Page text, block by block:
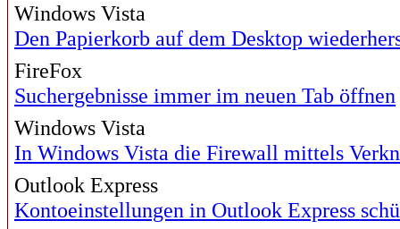
Windows Vista
Den Papierkorb auf dem Desktop
FireFox
Suchergebnisse immer im neuen Tab öffnen
Windows Vista
In Windows Vista die Firewall mittels
Outlook Express
Kontoeinstellungen in Outlook Express